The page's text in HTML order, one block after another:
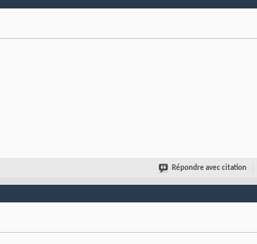
Répondre avec citation